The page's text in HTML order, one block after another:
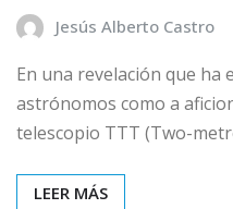
Jesús Alberto Castro
En una revelación que ha
astrónomos como a
telescopio TTT (Two-
LEER MÁS